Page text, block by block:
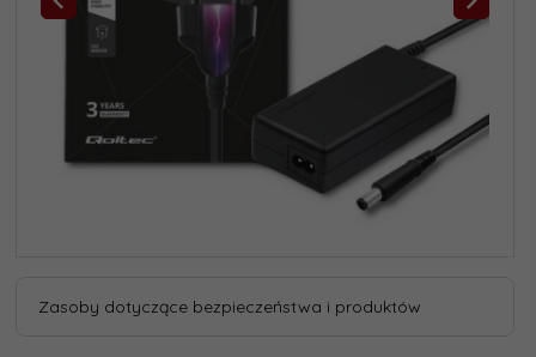
Zasoby dotyczące bezpieczeństwa i produktów